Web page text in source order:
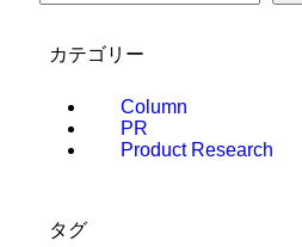
カテゴリー
Column
PR
Product Research
タグ